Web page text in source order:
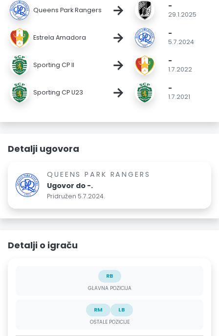
Queens Park Rangers → -
29.1.2025
Estrela Amadora → -
5.7.2024
Sporting CP II → -
1.7.2022
Sporting CP U23 → -
1.7.2021
Detalji ugovora
QUEENS PARK RANGERS
Ugovor do -.
Pridružen 5.7.2024.
Detalji o igraču
RB
GLAVNA POZICIJA
RM
LB
OSTALE POZICIJE